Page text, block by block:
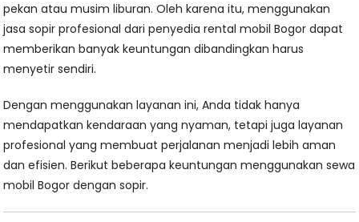
pekan atau musim liburan. Oleh karena itu, menggunakan
jasa sopir profesional dari penyedia rental mobil Bogor dapat
memberikan banyak keuntungan dibandingkan harus
menyetir sendiri.
Dengan menggunakan layanan ini, Anda tidak hanya
mendapatkan kendaraan yang nyaman, tetapi juga layanan
profesional yang membuat perjalanan menjadi lebih aman
dan efisien. Berikut beberapa keuntungan menggunakan sewa
mobil Bogor dengan sopir.